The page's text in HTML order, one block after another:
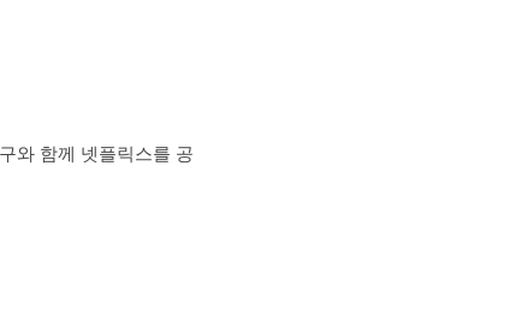
와 함께 넷플릭스를 공